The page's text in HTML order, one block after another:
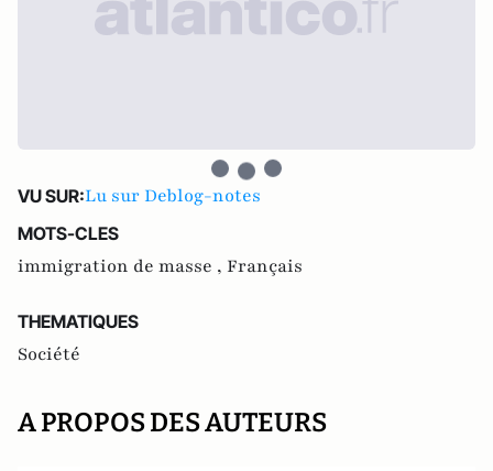
VU SUR:Lu sur Deblog-notes
MOTS-CLES
immigration de masse , Français
THEMATIQUES
Société
A PROPOS DES AUTEURS